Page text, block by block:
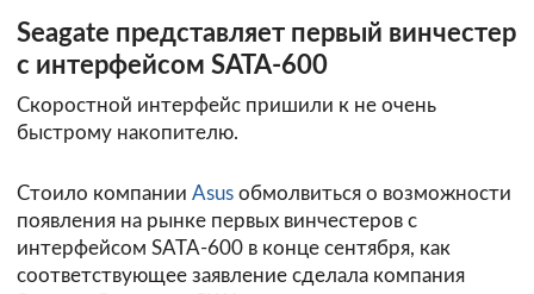
Seagate представляет первый винчестер
с интерфейсом SATA-600
Скоростной интерфейс пришили к не очень
быстрому накопителю.
Стоило компании Asus обмолвиться о возможности
появления на рынке первых винчестеров с
интерфейсом SATA-600 в конце сентября, как
соответствующее заявление сделала компания